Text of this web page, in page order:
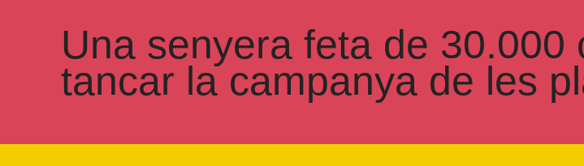
Una senyera feta de 30.000
tancar la campanya de les